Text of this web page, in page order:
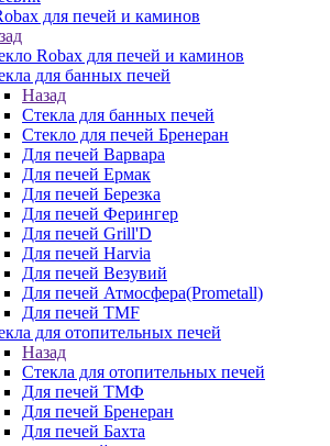
для печей и каминов
Robax для печей и каминов
для банных печей
Назад
Стекла для банных печей
Стекло для печей Бренеран
Для печей Варвара
Для печей Ермак
Для печей Березка
Для печей Ферингер
Для печей Grill'D
Для печей Harvia
Для печей Везувий
Для печей Атмосфера(Prometall)
Для печей TMF
для отопительных печей
Назад
Стекла для отопительных печей
Для печей ТМФ
Для печей Бренеран
Для печей Бахта